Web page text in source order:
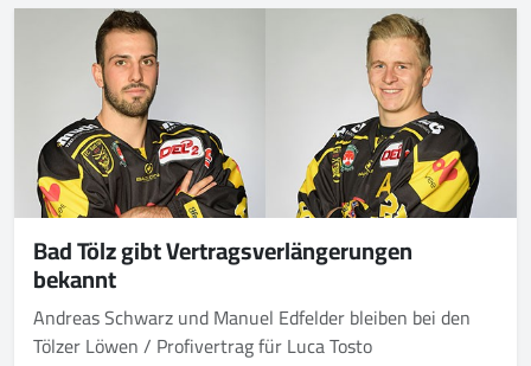
Bad Tölz gibt Vertragsverlängerungen
bekannt
Andreas Schwarz und Manuel Edfelder bleiben bei den
Tölzer Löwen / Profivertrag für Luca Tosto